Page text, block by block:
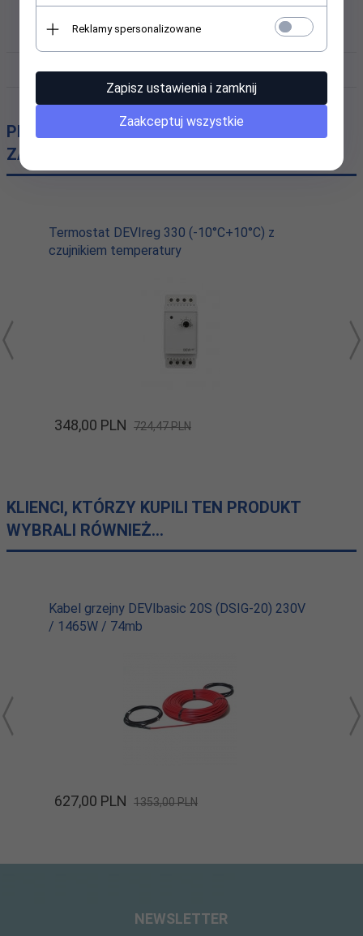
DANE TECHNICZNE
PRODUCENT
PRODUKTY, KTÓRE MOGĄ CIĘ
ZAINTERESOWAĆ
Termostat DEVIreg 330 (-10°C+10°C) z
czujnikiem temperatury
348,00 PLN 724,47 PLN
KLIENCI, KTÓRZY KUPILI TEN PRODUKT
WYBRALI RÓWNIEŻ...
Kabel grzejny DEVIbasic 20S (DSIG-20) 230V
/ 1465W / 74mb
627,00 PLN 1353,00 PLN
NEWSLETTER
Reklamy spersonalizowane
Zapisz ustawienia i zamknij
Zaakceptuj wszystkie